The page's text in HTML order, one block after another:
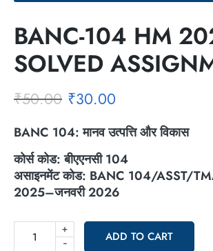
BANC-104 HM
SOLVED
₹50.00 ₹30.00
BANC 104:मानव उत्पत्ति और विकास
कोर्स कोड: बीएएनसी104
असाइनमेंट कोड: BANC 104/ASST/
2025–जनवरी2026
-
+
ADD TO CART